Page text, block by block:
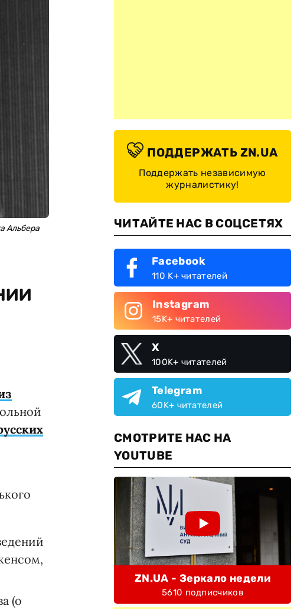
Альбера
(о
ПОДДЕРЖАТЬ ZN.UA
Поддержать независимую
журналистику!
ЧИТАЙТЕ НАС В СОЦСЕТЯХ
Facebook
110 K+ читателей
Instagram
15K+ читателей
X
100K+ читателей
Telegram
60K+ читателей
СМОТРИТЕ НАС НА
YOUTUBE
ZN.UA - Зеркало недели
5610 подписчиков